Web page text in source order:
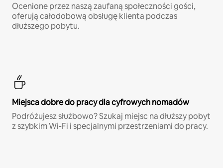
Ocenione przez naszą zaufaną społeczności gości,
oferują całodobową obsługę klienta podczas
dłuższego pobytu.
Miejsca dobre do pracy dla cyfrowych nomadów
Podróżujesz służbowo? Szukaj miejsc na dłuższy pobyt
z szybkim Wi-Fi i specjalnymi przestrzeniami do pracy.